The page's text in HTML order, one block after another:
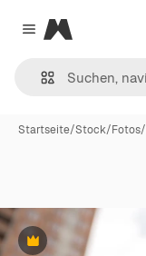
Close menu
Magnific
Startseite/Stock/Fotos/
Premium